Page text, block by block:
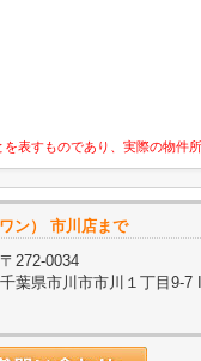
表すものであり、実際の物件
ン） 市川店まで
〒272-0034
千葉県市川市市川１丁目9-7